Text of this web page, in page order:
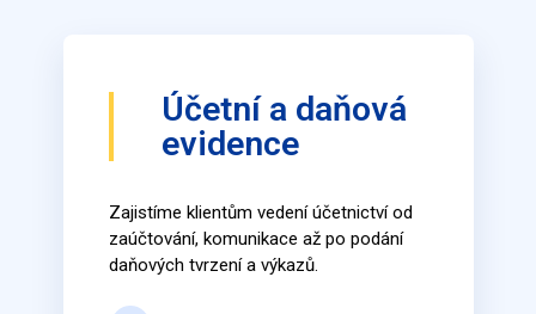
Účetní a daňová
evidence
Zajistíme klientům vedení účetnictví od
zaúčtování, komunikace až po podání
daňových tvrzení a výkazů.